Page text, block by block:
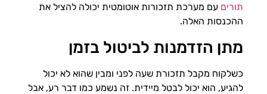
תורים עם מערכת תזכורות אוטומטית יכולה להציל את
ההכנסות האלה.
מתן הזדמנות לביטול בזמן
כשלקוח מקבל תזכורת שעה לפני ומבין שהוא לא יכול
להגיע, הוא יכול לבטל מיידית. זה נשמע כמו דבר רע, אבל